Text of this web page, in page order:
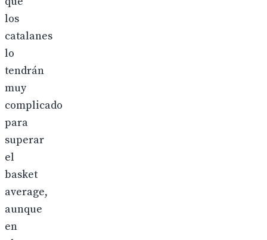
los
catalanes
lo
tendrán
muy
complicado
para
superar
el
basket
average,
aunque
en